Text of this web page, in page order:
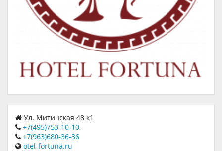
Ул. Митинская 48 к1
+7(495)753-10-10,
+7(963)680-36-36
otel-fortuna.ru